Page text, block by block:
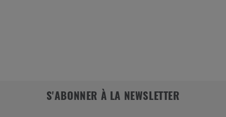
S'ABONNER À LA NEWSLETTER